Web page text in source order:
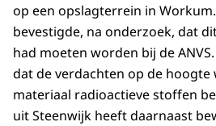
op een opslagterrein in Workum.
bevestigde, na onderzoek, dat
had moeten worden bij de
dat de verdachten op de hoogte
materiaal radioactieve stoffen
uit Steenwijk heeft daarnaast